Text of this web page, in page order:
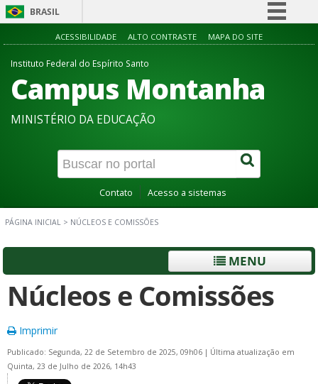
BRASIL
Simplifique!
Participe
Acesso à informação
Canais
ACESSIBILIDADE ALTO CONTRASTE MAPA DO SITE
Instituto Federal do Espírito Santo
Campus Montanha
MINISTÉRIO DA EDUCAÇÃO
Contato Acesso a sistemas
PÁGINA INICIAL > NÚCLEOS E COMISSÕES
MENU
Núcleos e Comissões
Imprimir
Publicado: Segunda, 22 de Setembro de 2025, 09h06 | Última atualização em
Quinta, 23 de Julho de 2026, 14h43